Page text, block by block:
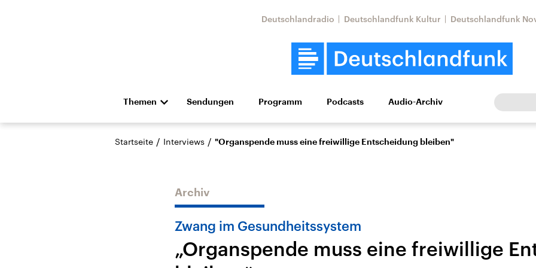
Deutschlandradio Deutschlandfunk Kultur Deutschlandfunk
Themen
Die Nachrichten Politik Wirtschaft Wissen Kultur Europa
Hörspiel und Feature Musik
Aktuelle Beiträge,
Nahostkonflikt
Aktuelle Lage und
Iran
Faktenchecks
In unseren
Sendungen Programm Podcasts Audio-Archiv
Startseite / Interviews / "Organspende muss eine freiwillige Entscheidung bleiben"
Archiv
Zwang im Gesundheitssystem
„Organspende muss eine freiwillige